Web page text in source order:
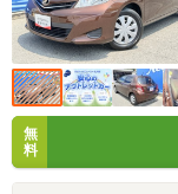
無
料